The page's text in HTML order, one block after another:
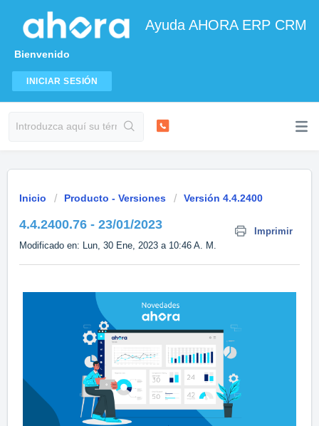
Ayuda AHORA ERP CRM
Bienvenido
INICIAR SESIÓN
Inicio Producto - Versiones Versión 4.4.2400
4.4.2400.76 - 23/01/2023
Imprimir
Modificado en: Lun, 30 Ene, 2023 a 10:46 A. M.